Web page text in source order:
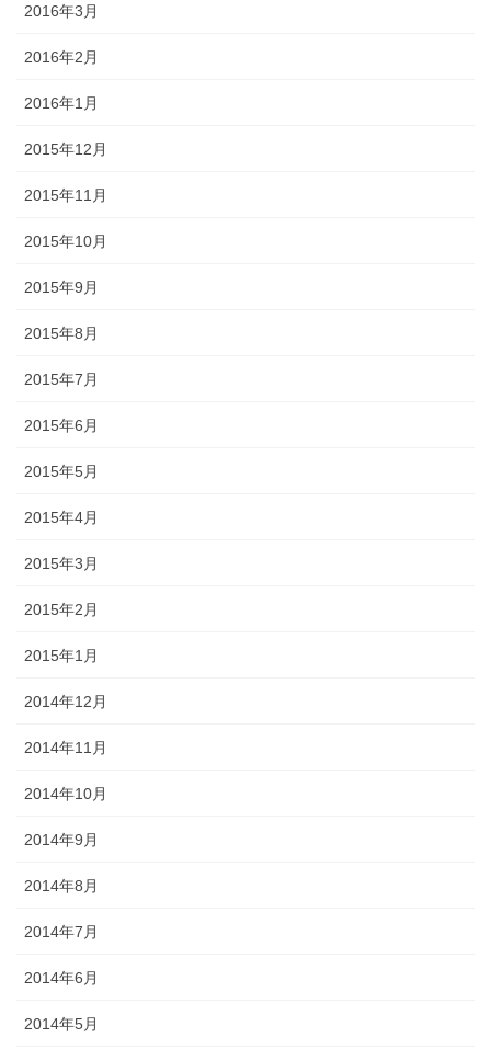
2016年3月
2016年2月
2016年1月
2015年12月
2015年11月
2015年10月
2015年9月
2015年8月
2015年7月
2015年6月
2015年5月
2015年4月
2015年3月
2015年2月
2015年1月
2014年12月
2014年11月
2014年10月
2014年9月
2014年8月
2014年7月
2014年6月
2014年5月